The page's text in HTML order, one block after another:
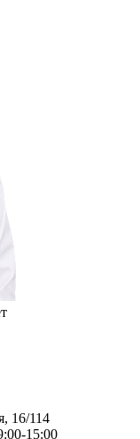
16/114
15:00